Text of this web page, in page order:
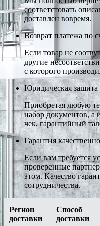
соответстовать
доставлен вовремя.
Возврат платежа по
Если товар не
другие
с которого
Юридическая защита
Приобретая любую
набор документов, а
чек, гарантийный
Гарантия
Если вам требуется
проверенные
этом. Качество
сотрудничества.
Регион
доставки
Способ
доставки